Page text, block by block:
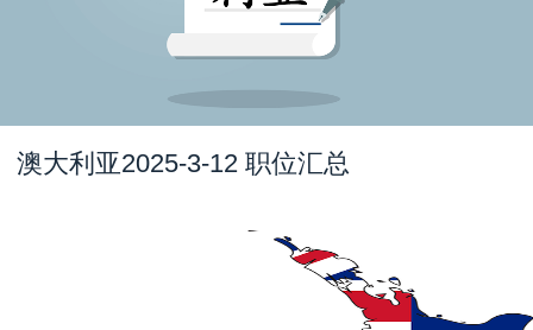
澳大利亚2025-3-12 职位汇总